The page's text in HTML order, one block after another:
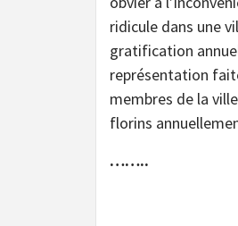
ridicule dans une
gratification
représentation
membres de la
florins
……..